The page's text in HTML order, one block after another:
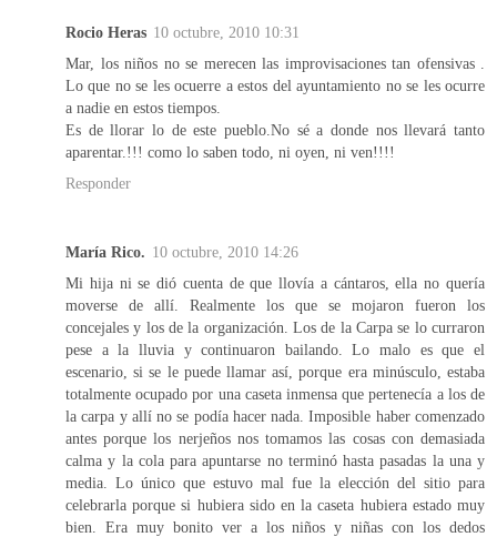
Rocio Heras 10 octubre, 2010 10:31
Mar, los niños no se merecen las improvisaciones tan ofensivas .
Lo que no se les ocuerre a estos del ayuntamiento no se les ocurre
a nadie en estos tiempos.
Es de llorar lo de este pueblo.No sé a donde nos llevará tanto
aparentar.!!! como lo saben todo, ni oyen, ni ven!!!!
Responder
María Rico. 10 octubre, 2010 14:26
Mi hija ni se dió cuenta de que llovía a cántaros, ella no quería
moverse de allí. Realmente los que se mojaron fueron los
concejales y los de la organización. Los de la Carpa se lo curraron
pese a la lluvia y continuaron bailando. Lo malo es que el
escenario, si se le puede llamar así, porque era minúsculo, estaba
totalmente ocupado por una caseta inmensa que pertenecía a los de
la carpa y allí no se podía hacer nada. Imposible haber comenzado
antes porque los nerjeños nos tomamos las cosas con demasiada
calma y la cola para apuntarse no terminó hasta pasadas la una y
media. Lo único que estuvo mal fue la elección del sitio para
celebrarla porque si hubiera sido en la caseta hubiera estado muy
bien. Era muy bonito ver a los niños y niñas con los dedos